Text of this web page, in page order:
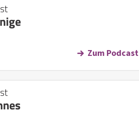
Zum Podcast